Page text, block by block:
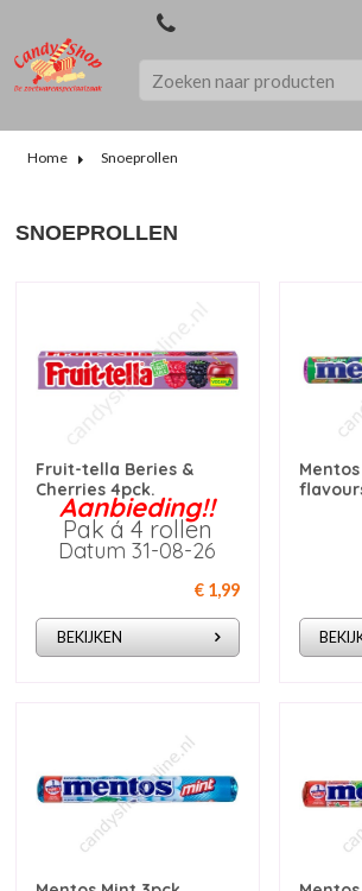
Home Snoeprollen
SNOEPROLLEN
Fruit-tella Beries &
Cherries 4pck.
Aanbieding!!
Pak á 4 rollen
Datum 31-08-26
€ 1,99
BEKIJKEN